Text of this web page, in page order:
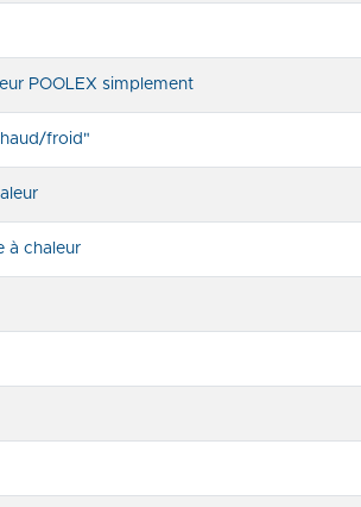
POOLEX simplement
froid"
à chaleur